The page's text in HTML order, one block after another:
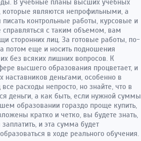
В учебные планы высших учебных
которые являются непрофильными, а
контрольные работы, курсовые и
с таким объемом, вам
сторонних лиц. За готовые работы, по-
потом еще и носить подношения
без всяких лишних вопросов. К
высшего образования процветает, и
наставников деньгами, особенно в
расходы непросто, но знайте, что в
деньги, а как быть, если нужной суммы
образовании гораздо проще купить,
кратко и четко, вы будете знать,
и эта сумма будет
в ходе реального обучения.